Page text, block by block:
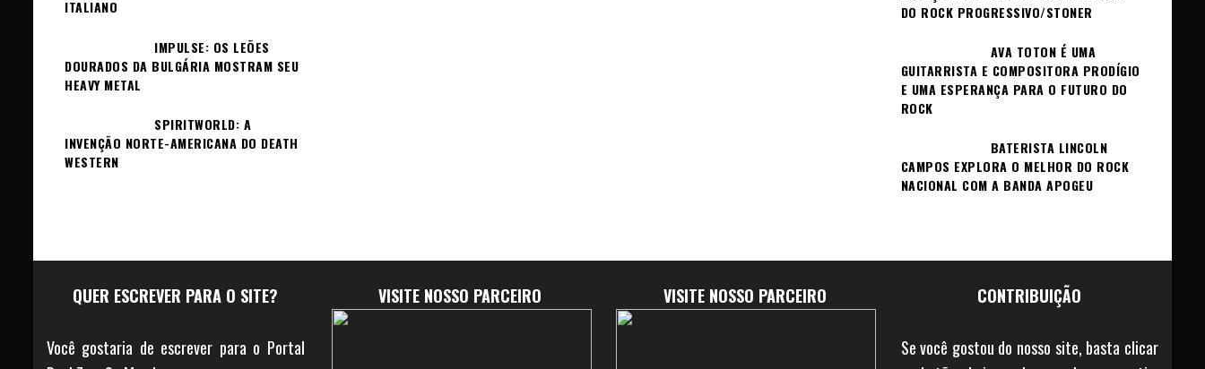
ITALIANO
IMPULSE: OS LEÕES
DOURADOS DA BULGÁRIA MOSTRAM SEU
HEAVY METAL
SPIRITWORLD: A
INVENÇÃO NORTE-AMERICANA DO DEATH
WESTERN
DO ROCK PROGRESSIVO/STONER
AVA TOTON É UMA
GUITARRISTA E COMPOSITORA PRODÍGIO
E UMA ESPERANÇA PARA O FUTURO DO
ROCK
BATERISTA LINCOLN
CAMPOS EXPLORA O MELHOR DO ROCK
NACIONAL COM A BANDA APOGEU
QUER ESCREVER PARA O SITE?
Você gostaria de escrever para o Portal
VISITE NOSSO PARCEIRO VISITE NOSSO PARCEIRO CONTRIBUIÇÃO
Se você gostou do nosso site, basta clicar